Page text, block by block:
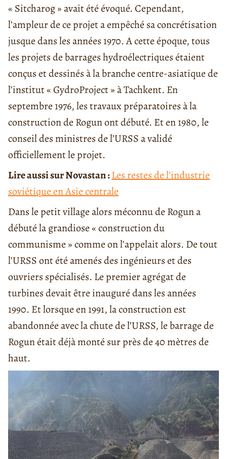
« Sitcharog » avait été évoqué. Cependant,
l’ampleur de ce projet a empêché sa concrétisation
jusque dans les années 1970. A cette époque, tous
les projets de barrages hydroélectriques étaient
conçus et dessinés à la branche centre-asiatique de
l’institut « GydroProject » à Tachkent. En
septembre 1976, les travaux préparatoires à la
construction de Rogun ont débuté. Et en 1980, le
conseil des ministres de l’URSS a validé
officiellement le projet.
Lire aussi sur Novastan :Les restes de l’industrie
soviétique en Asie centrale
Dans le petit village alors méconnu de Rogun a
débuté la grandiose « construction du
communisme » comme on l’appelait alors. De tout
l’URSS ont été amenés des ingénieurs et des
ouvriers spécialisés. Le premier agrégat de
turbines devait être inauguré dans les années
1990. Et lorsque en 1991, la construction est
abandonnée avec la chute de l’URSS, le barrage de
Rogun était déjà monté sur près de 40 mètres de
haut.